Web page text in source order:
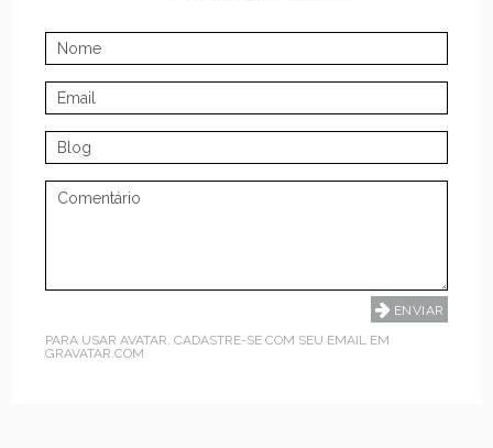
PARA USAR AVATAR, CADASTRE-SE COM SEU EMAIL EM
GRAVATAR.COM